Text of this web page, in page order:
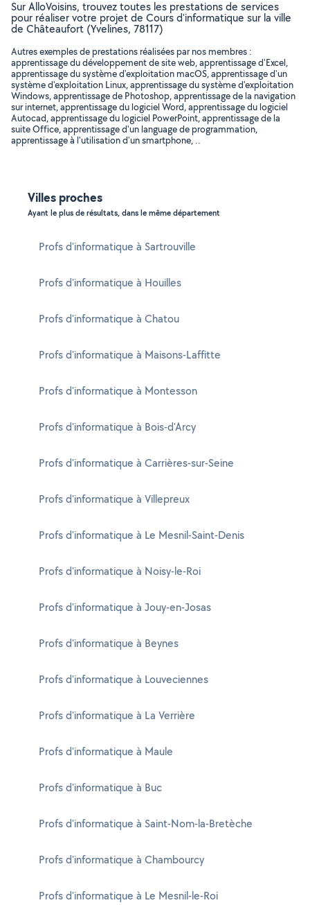
Sur AlloVoisins, trouvez toutes les prestations de services
pour réaliser votre projet de Cours d'informatique sur la ville
de Châteaufort (Yvelines, 78117)
Autres exemples de prestations réalisées par nos membres :
apprentissage du développement de site web, apprentissage d'Excel,
apprentissage du système d'exploitation macOS, apprentissage d'un
système d'exploitation Linux, apprentissage du système d'exploitation
Windows, apprentissage de Photoshop, apprentissage de la navigation
sur internet, apprentissage du logiciel Word, apprentissage du logiciel
Autocad, apprentissage du logiciel PowerPoint, apprentissage de la
suite Office, apprentissage d'un language de programmation,
apprentissage à l'utilisation d'un smartphone, ..
Villes proches
Ayant le plus de résultats, dans le même département
Profs d'informatique à Sartrouville
Profs d'informatique à Houilles
Profs d'informatique à Chatou
Profs d'informatique à Maisons-Laffitte
Profs d'informatique à Montesson
Profs d'informatique à Bois-d'Arcy
Profs d'informatique à Carrières-sur-Seine
Profs d'informatique à Villepreux
Profs d'informatique à Le Mesnil-Saint-Denis
Profs d'informatique à Noisy-le-Roi
Profs d'informatique à Jouy-en-Josas
Profs d'informatique à Beynes
Profs d'informatique à Louveciennes
Profs d'informatique à La Verrière
Profs d'informatique à Maule
Profs d'informatique à Buc
Profs d'informatique à Saint-Nom-la-Bretèche
Profs d'informatique à Chambourcy
Profs d'informatique à Le Mesnil-le-Roi